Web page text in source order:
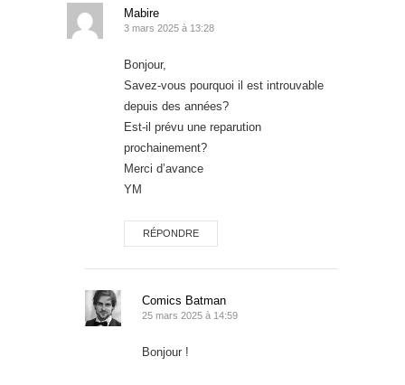
Mabire
3 mars 2025 à 13:28
Bonjour,
Savez-vous pourquoi il est introuvable
depuis des années?
Est-il prévu une reparution
prochainement?
Merci d’avance
YM
RÉPONDRE
Comics Batman
25 mars 2025 à 14:59
Bonjour !